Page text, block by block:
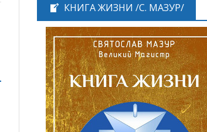
КНИГА ЖИЗНИ /С. МАЗУР/